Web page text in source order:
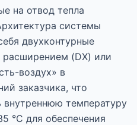
на отвод тепла
системы
двухконтурные
(DX) или
воздух» в
заказчика, что
внутреннюю температуру
°C для обеспечения